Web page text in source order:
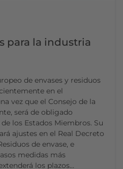
para la industria
de envases y residuos
en el
vez que el Consejo de la
será de obligado
los Estados Miembros. Su
ajustes en el Real Decreto
de envase, e
medidas más
los plazos…